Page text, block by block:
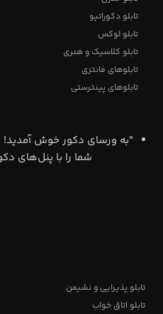
تابلو دکوراتیو
تابلو لوکس
تابلو کلاسیک و هنری
تابلوهای فانتزی
تابلوهای پینترستی
"به ورسای دکور خوش آمدید!
شما را با پنل‌های
تابلو پذیرایی و نشیمن
تابلو اتاق خواب